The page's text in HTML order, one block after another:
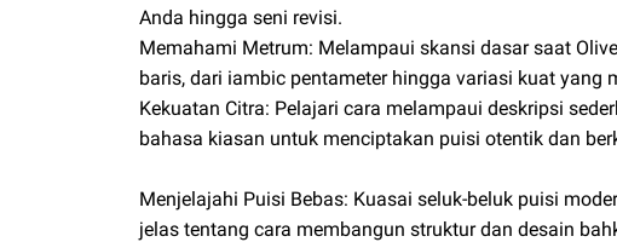
Anda hingga seni revisi.
Memahami Metrum: Melampaui skansi dasar saat
baris, dari iambic pentameter hingga variasi kuat yang
Kekuatan Citra: Pelajari cara melampaui deskripsi
bahasa kiasan untuk menciptakan puisi otentik dan
Menjelajahi Puisi Bebas: Kuasai seluk-beluk puisi
jelas tentang cara membangun struktur dan desain